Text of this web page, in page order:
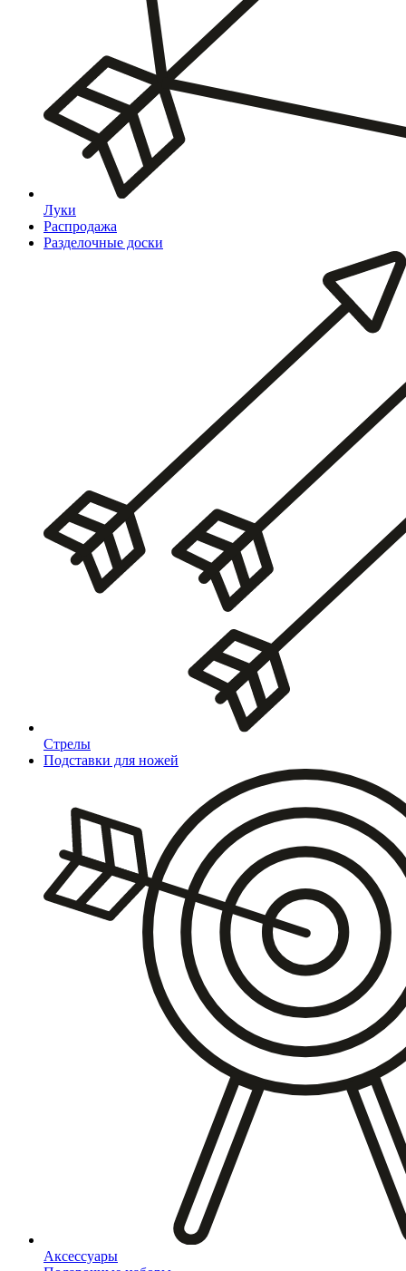
Луки
Распродажа
Разделочные доски
Стрелы
Подставки для ножей
Аксессуары